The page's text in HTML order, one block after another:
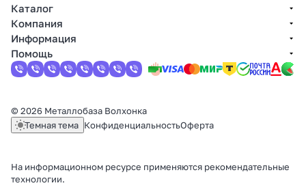
Каталог
Компания
Информация
Помощь
© 2026 Металлобаза Волхонка
Темная тема КонфиденциальностьОферта
На информационном ресурсе применяются рекомендательные
технологии.